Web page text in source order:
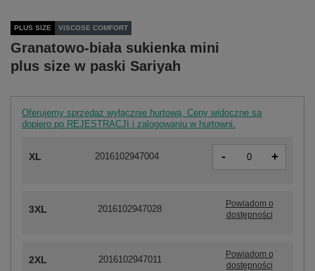
PLUS SIZE VISCOSE COMFORT
Granatowo-biała sukienka mini
plus size w paski Sariyah
Oferujemy sprzedaż wyłącznie hurtową. Ceny widoczne są
dopiero po REJESTRACJI i zalogowaniu w hurtowni.
XL 2016102947004 - +
3XL 2016102947028
Powiadom o
dostępności
2XL 2016102947011
Powiadom o
dostępności